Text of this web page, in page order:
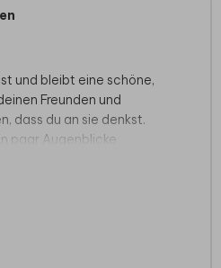
und bleibt eine schöne,
Freunden und
dass du an sie denkst.
paar Augenblicke
um eine Karte zu
große Geste, um
dich". Außerdem freut
kommt. Schon ein